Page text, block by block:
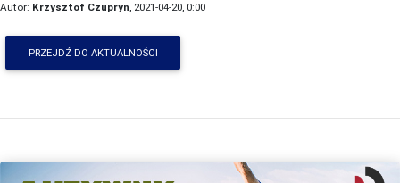
Autor: Krzysztof Czupryn, 2021-04-20, 0:00
PRZEJDŹ DO AKTUALNOŚCI